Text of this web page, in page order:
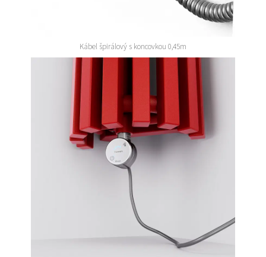
Kábel špirálový s koncovkou 0,45m